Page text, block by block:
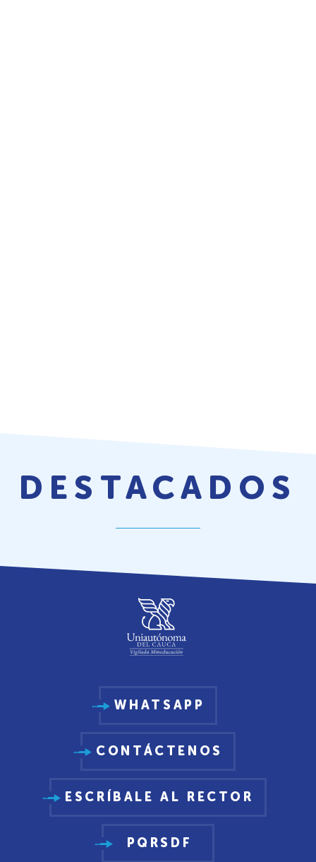
DESTACADOS
WHATSAPP
CONTÁCTENOS
ESCRÍBALE AL RECTOR
PQRSDF